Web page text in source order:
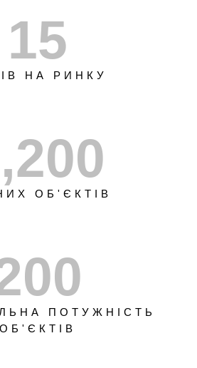
15
НА РИНКУ
ОБ'ЄКТІВ
ПОТУЖНІСТЬ
ОБ'ЄКТІВ